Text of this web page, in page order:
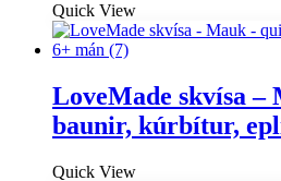
Quick View
LoveMade skvísa –
baunir, kúrbítur,
Quick View